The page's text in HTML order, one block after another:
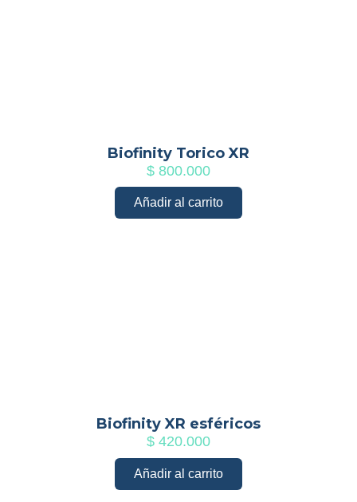
Biofinity Torico XR
$ 800.000
Añadir al carrito
Biofinity XR esféricos
$ 420.000
Añadir al carrito